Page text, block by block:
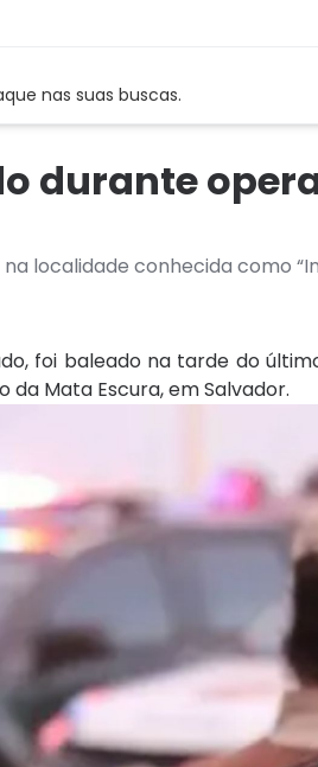
nas suas buscas.
durante
localidade conhecida como
foi baleado na tarde do
da Mata Escura, em Salvador.